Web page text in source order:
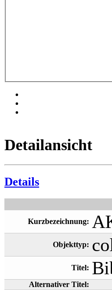
Detailansicht
Details
Kurzbezeichnung:
Objekttyp:
Titel:
Alternativer Titel: